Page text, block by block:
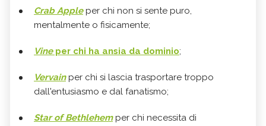
Crab Appleper chi non si sente puro,
mentalmente o fisicamente;
Vineper chi ha ansia da dominio;
Vervainper chi si lascia trasportare troppo
dall'entusiasmo e dal fanatismo;
Star of Bethlehem per chi necessita di